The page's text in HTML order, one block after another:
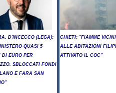
D'INCECCO (LEGA):
QUASI 5
DI EURO PER
SBLOCCATI FONDI
E FARA SAN
CHIETI: "FIAMME
ALLE ABITAZIONI
ATTIVATO IL COC"